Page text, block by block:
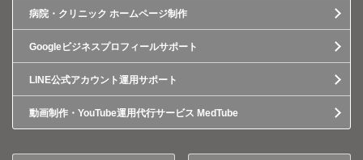
病院・クリニック ホームページ制作
Googleビジネスプロフィールサポート
LINE公式アカウント運用サポート
動画制作・YouTube運用代行サービス MedTube